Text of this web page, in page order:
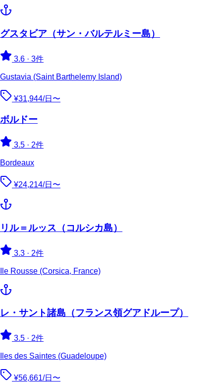
グスタビア（サン・バルテルミー島）
3.6 · 3件
Gustavia (Saint Barthelemy Island)
¥31,944/日〜
ボルドー
3.5 · 2件
Bordeaux
¥24,214/日〜
リル＝ルッス（コルシカ島）
3.3 · 2件
Ile Rousse (Corsica, France)
レ・サント諸島（フランス領グアドループ）
3.5 · 2件
Iles des Saintes (Guadeloupe)
¥56,661/日〜